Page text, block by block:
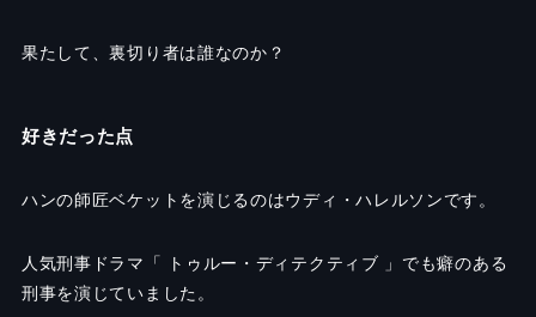
果たして、裏切り者は誰なのか？
好きだった点
ハンの師匠ベケットを演じるのはウディ・ハレルソンです。
人気刑事ドラマ「 トゥルー・ディテクティブ 」でも癖のある
刑事を演じていました。